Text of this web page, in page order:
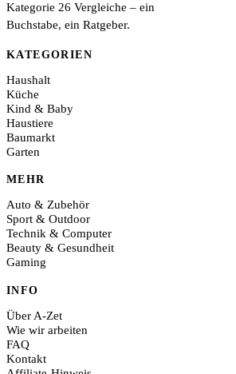
Kategorie 26 Vergleiche – ein
Buchstabe, ein Ratgeber.
KATEGORIEN
Haushalt
Küche
Kind & Baby
Haustiere
Baumarkt
Garten
MEHR
Auto & Zubehör
Sport & Outdoor
Technik & Computer
Beauty & Gesundheit
Gaming
INFO
Über A-Zet
Wie wir arbeiten
FAQ
Kontakt